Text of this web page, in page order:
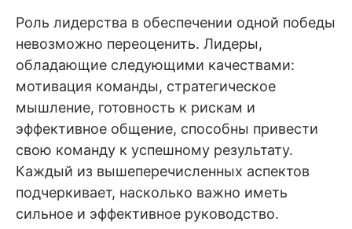
Роль лидерства в обеспечении одной победы
невозможно переоценить. Лидеры,
обладающие следующими качествами:
мотивация команды, стратегическое
мышление, готовность к рискам и
эффективное общение, способны привести
свою команду к успешному результату.
Каждый из вышеперечисленных аспектов
подчеркивает, насколько важно иметь
сильное и эффективное руководство.